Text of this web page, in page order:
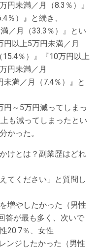
円未満／月（8.3％）』
％）』と続き、
／月（33.3％）』とい
円以上5万円未満／月
15.4％）』『10万円以上
円未満／月
未満／月（7.4％）』と
～5万円減ってしまっ
も減ってしまったとい
かった。
けとは？副業歴はどれ
てください」と質問し
増やしたかった（男性
答が最も多く、次いで
20.7％、女性
ンジしたかった（男性